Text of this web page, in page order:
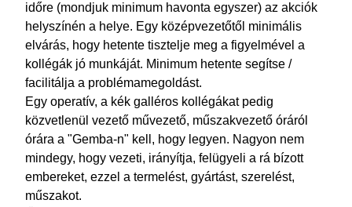
időre (mondjuk minimum havonta egyszer) az akciók
helyszínén a helye. Egy középvezetőtől minimális
elvárás, hogy hetente tisztelje meg a figyelmével a
kollégák jó munkáját. Minimum hetente segítse /
facilitálja a problémamegoldást.
Egy operatív, a kék galléros kollégákat pedig
közvetlenül vezető művezető, műszakvezető óráról
órára a "Gemba-n" kell, hogy legyen. Nagyon nem
mindegy, hogy vezeti, irányítja, felügyeli a rá bízott
embereket, ezzel a termelést, gyártást, szerelést,
műszakot.